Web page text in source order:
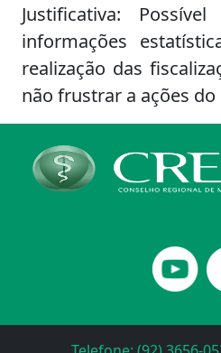
Justificativa:
informações
realização das
não frustrar a ações do